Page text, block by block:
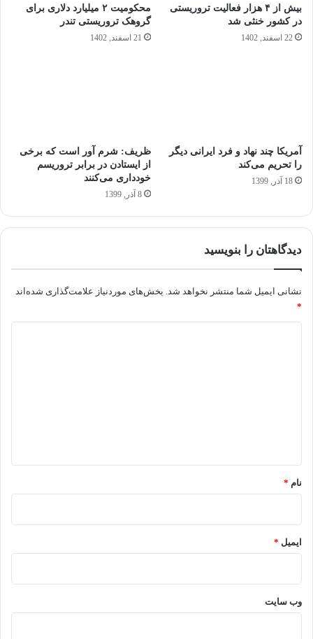
بیش از ۴ هزار فعالیت تروریستی
در کشور خنثی شد
22 اسفند, 1402
محکومیت ۲ میلیارد دلاری برای
گروهک تروریستی تندر
21 اسفند, 1402
آمریکا چند نهاد و فرد ایرانی دیگر
را تحریم می‌کند
18 آذر, 1399
ظریف: شرم آور است که برخی
از ایستادن در برابر تروریسم
خودداری می‌کنند
8 آذر, 1399
دیدگاهتان را بنویسید
نشانی ایمیل شما منتشر نخواهد شد. بخش‌های موردنیاز علامت‌گذاری شده‌اند
*
نام *
ایمیل *
وب‌ سایت